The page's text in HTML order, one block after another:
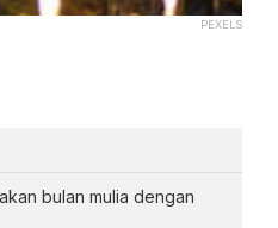
PEXELS
bulan mulia dengan